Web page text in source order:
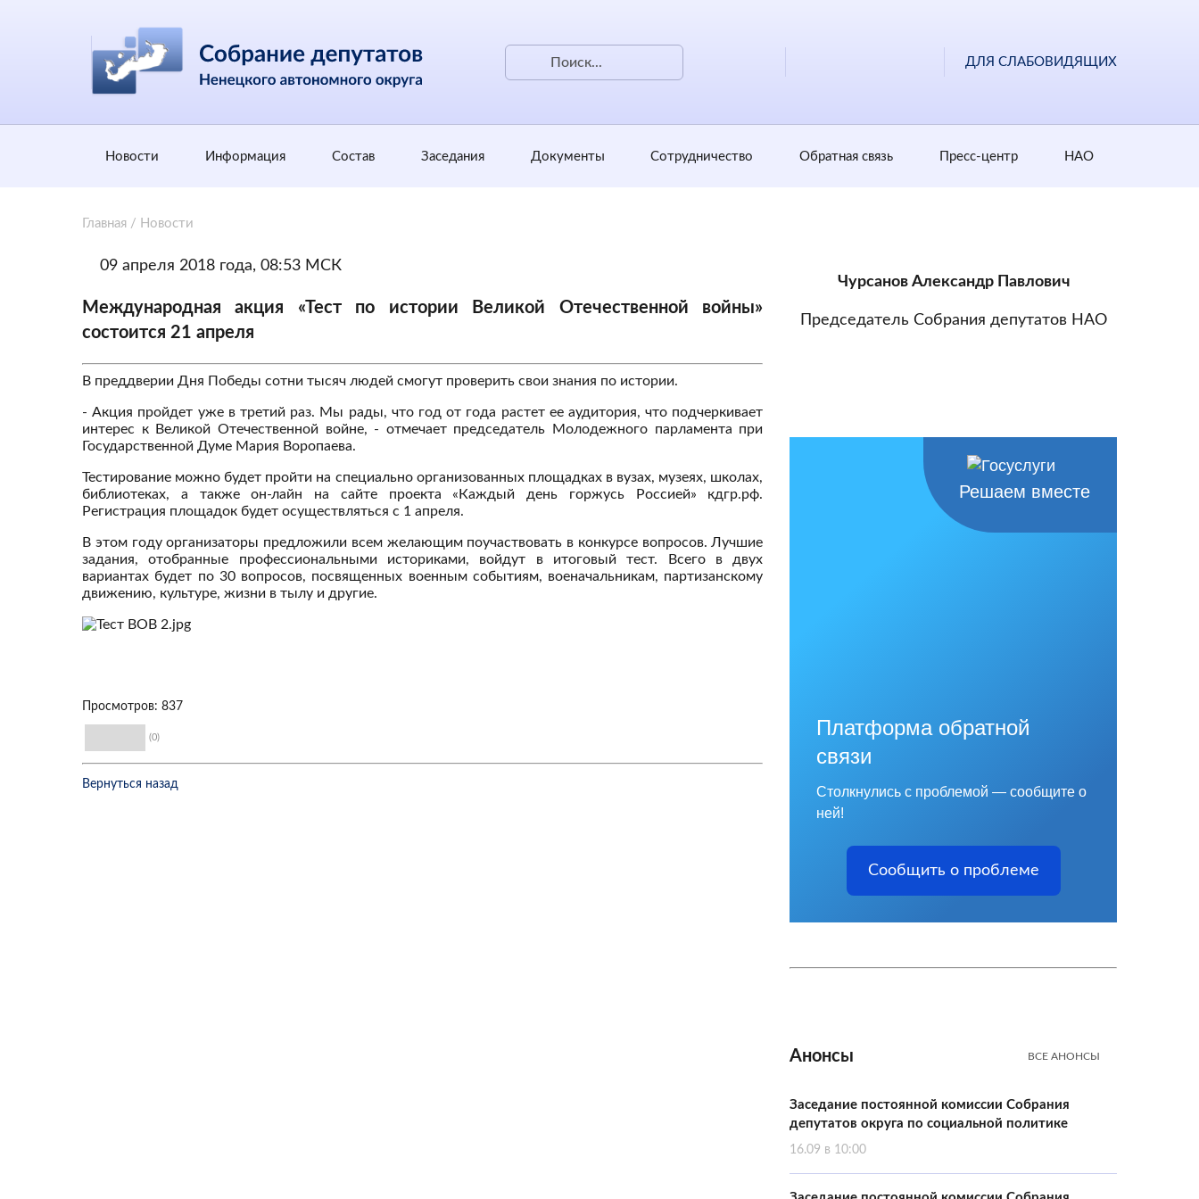
ДЛЯ СЛАБОВИДЯЩИХ
Новости Информация Состав Заседания Документы Сотрудничество Обратная cвязь Пресс-центр НАО
Главная / Новости
09 апреля 2018 года, 08:53 МСК
Международная акция «Тест по истории Великой Отечественной войны»
состоится 21 апреля
В преддверии Дня Победы сотни тысяч людей смогут проверить свои знания по истории.
- Акция пройдет уже в третий раз. Мы рады, что год от года растет ее аудитория, что подчеркивает
интерес к Великой Отечественной войне, - отмечает председатель Молодежного парламента при
Государственной Думе Мария Воропаева.
Тестирование можно будет пройти на специально организованных площадках в вузах, музеях, школах,
библиотеках, а также он-лайн на сайте проекта «Каждый день горжусь Россией» кдгр.рф.
Регистрация площадок будет осуществляться с 1 апреля.
В этом году организаторы предложили всем желающим поучаствовать в конкурсе вопросов. Лучшие
задания, отобранные профессиональными историками, войдут в итоговый тест. Всего в двух
вариантах будет по 30 вопросов, посвященных военным событиям, военачальникам, партизанскому
движению, культуре, жизни в тылу и другие.
Просмотров: 837
(0)
Вернуться назад
Чурсанов Александр Павлович
Председатель Собрания депутатов НАО
Решаем вместе
Платформа обратной
связи
Столкнулись с проблемой — сообщите о
ней!
Сообщить о проблеме
Анонсы ВСЕ АНОНСЫ
Заседание постоянной комиссии Собрания
депутатов округа по социальной политике
16.09 в 10:00